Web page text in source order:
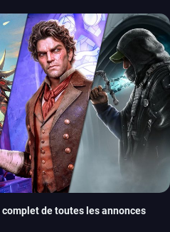
de toutes les annonces